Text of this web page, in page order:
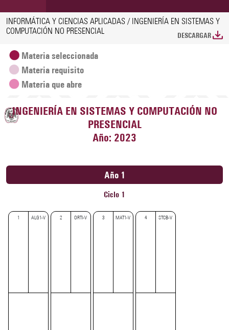
INFORMÁTICA Y CIENCIAS APLICADAS / INGENIERÍA EN SISTEMAS Y
COMPUTACIÓN NO PRESENCIAL
DESCARGAR
Materia seleccionada
Materia requisito
Materia que abre
INGENIERÍA EN SISTEMAS Y COMPUTACIÓN NO
PRESENCIAL
Año: 2023
Año 1
Ciclo 1
1 ALG1-V 2 ORTI-V 3 MAT1-V 4 STCB-V